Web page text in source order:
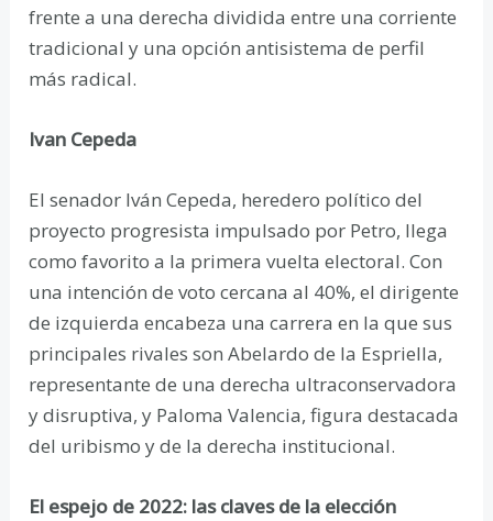
frente a una derecha dividida entre una corriente
tradicional y una opción antisistema de perfil
más radical.
Ivan Cepeda
El senador Iván Cepeda, heredero político del
proyecto progresista impulsado por Petro, llega
como favorito a la primera vuelta electoral. Con
una intención de voto cercana al 40%, el dirigente
de izquierda encabeza una carrera en la que sus
principales rivales son Abelardo de la Espriella,
representante de una derecha ultraconservadora
y disruptiva, y Paloma Valencia, figura destacada
del uribismo y de la derecha institucional.
El espejo de 2022: las claves de la elección